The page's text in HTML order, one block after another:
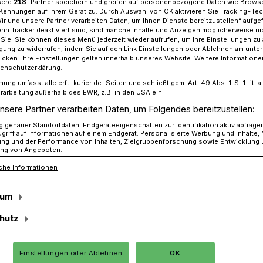
in der Kirche:​ „Musikkorps der Bundeswehr“
adventlich
Erster Gedanke bei diesem
Weit gefehlt! Dieses exzellente
Musiker aus Siegburg sieht und hört
Ehrendiensten der
218-Partner speichern und greifen auf personenbezogene Daten wie
auf Ihrem Gerät zu. Durch Auswahl von OK aktivieren Sie Tracking-
und unsere Partner verarbeiten Daten, um Ihnen Dienste bereitzustellen“
Tracker deaktiviert sind, sind manche Inhalte und Anzeigen möglicherweise
Sie können dieses Menü jederzeit wieder aufrufen, um Ihre Einstellungen zu
zu widerrufen, indem Sie auf den Link Einstellungen oder Ablehnen am
Ihre Einstellungen gelten innerhalb unseres Website. Weitere
umfasst alle erft-kurier.de-Seiten und schließt gem. Art. 49 Abs. 1 S. 1 lit. a
außerhalb des EWR, z.B. in den USA ein.
Partner verarbeiten Daten, um Folgendes bereitzustellen:
genauer Standortdaten. Endgeräteeigenschaften zur Identifikation aktiv
auf Informationen auf einem Endgerät. Personalisierte Werbung und Inhalte,
und der Performance von Inhalten, Zielgruppenforschung sowie Entwicklung
von Angeboten.
Informationen
Einstellungen oder Ablehnen OK